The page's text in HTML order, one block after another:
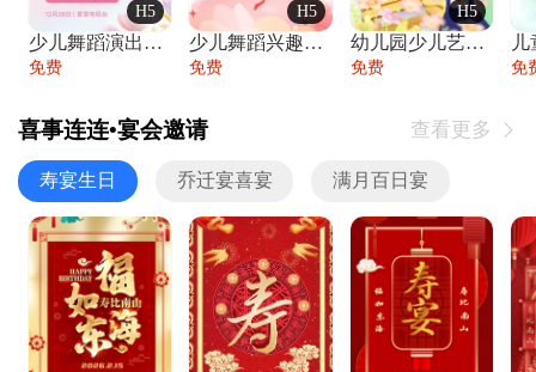
H5
少儿舞蹈演出舞蹈比赛跳舞大赛文艺汇演活动
免费
H5
少儿舞蹈兴趣班艺术培训学校招生宣传
免费
H5
幼儿园少儿艺术展览绘画展摄影作品展美术展
免费 免
喜事连连•宴会邀请 查看更多 
寿宴生日 乔迁宴喜宴 满月百日宴